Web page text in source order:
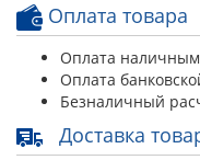
Оплата товара
Оплата
Оплата
Безналичный
Доставка